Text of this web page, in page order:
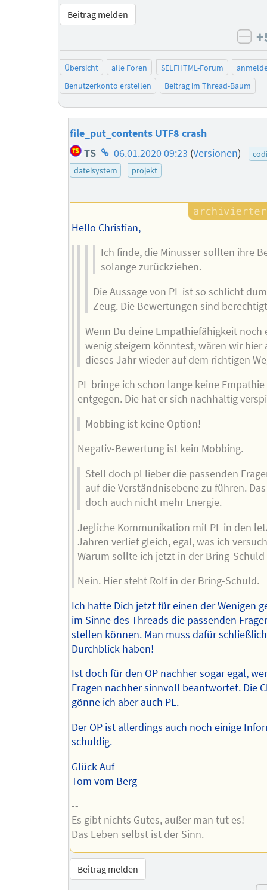
Beitrag melden
Übersicht alle Foren SELFHTML-Forum
Benutzerkonto erstellen
Beitrag im Thread-Baum
file_put_contents UTF8 crash
TS Homepage
des
06.01.2020 09:23 (Versionen)
dateisystem
projekt
Hello Christian,
Ich finde, die Minusser sollten ihre
solange zurückziehen.
Die Aussage von PL ist so schlicht
Zeug. Die Bewertungen sind
Wenn Du deine Empathiefähigkeit noch
wenig steigern könntest, wären wir hier
dieses Jahr wieder auf dem richtigen
PL bringe ich schon lange keine
entgegen. Die hat er sich nachhaltig
Mobbing ist keine Option!
Negativ-Bewertung ist kein Mobbing.
Stell doch pl lieber die passenden
auf die Verständnisebene zu führen.
doch auch nicht mehr Energie.
Jegliche Kommunikation mit PL in den
Jahren verlief gleich, egal, was ich
Warum sollte ich jetzt in der Bring-Schuld
Nein. Hier steht Rolf in der Bring-Schuld.
Ich hatte Dich jetzt für einen der Wenigen
im Sinne des Threads die passenden
stellen können. Man muss dafür
Durchblick haben!
Ist doch für den OP nachher sogar egal,
Fragen nachher sinnvoll beantwortet. Die
gönne ich aber auch PL.
Der OP ist allerdings auch noch einige
schuldig.
Glück Auf
Tom vom Berg
--
Es gibt nichts Gutes, außer man tut es!
Das Leben selbst ist der Sinn.
Beitrag melden